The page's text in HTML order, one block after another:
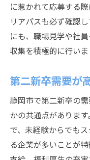
に惹かれて応募する
リアパスも必ず確認
にも、職場見学や社
収集を積極的に行いま
第二新卒需要が
静岡市で第二新卒の
かの共通点がありま
で、未経験からでも
る企業が多いことが